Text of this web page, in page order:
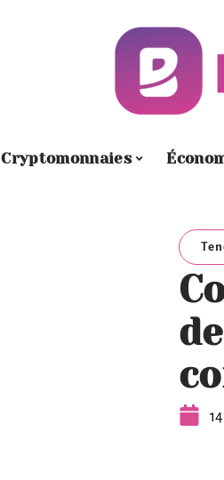
Cryptomonnaies